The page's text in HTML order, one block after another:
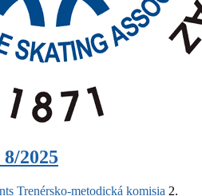
2025
Trenérsko-metodická komisia 2.